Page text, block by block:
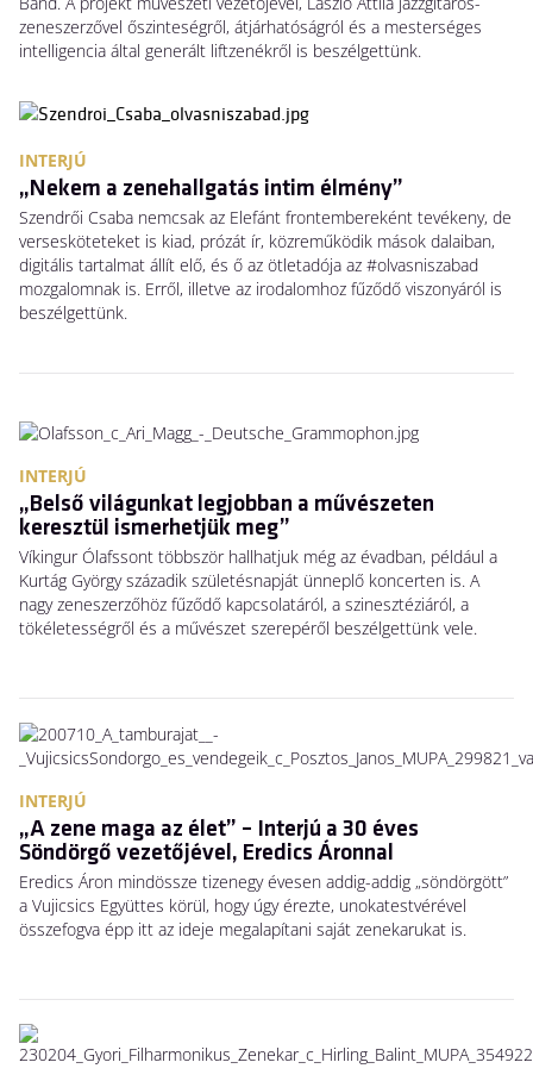
zeneszerzővel őszinteségről, átjárhatóságról és a mesterséges
intelligencia által generált liftzenékről is beszélgettünk.
INTERJÚ
„Nekem a zenehallgatás intim élmény”
Szendrői Csaba nemcsak az Elefánt frontembereként tevékeny, de
versesköteteket is kiad, prózát ír, közreműködik mások dalaiban,
digitális tartalmat állít elő, és ő az ötletadója az #olvasniszabad
mozgalomnak is. Erről, illetve az irodalomhoz fűződő viszonyáról is
beszélgettünk.
INTERJÚ
„Belső világunkat legjobban a művészeten
keresztül ismerhetjük meg”
Víkingur Ólafssont többször hallhatjuk még az évadban, például a
Kurtág György századik születésnapját ünneplő koncerten is. A
nagy zeneszerzőhöz fűződő kapcsolatáról, a szinesztéziáról, a
tökéletességről és a művészet szerepéről beszélgettünk vele.
INTERJÚ
„A zene maga az élet” – Interjú a 30 éves
Söndörgő vezetőjével, Eredics Áronnal
Eredics Áron mindössze tizenegy évesen addig-addig „söndörgött”
a Vujicsics Együttes körül, hogy úgy érezte, unokatestvérével
összefogva épp itt az ideje megalapítani saját zenekarukat is.